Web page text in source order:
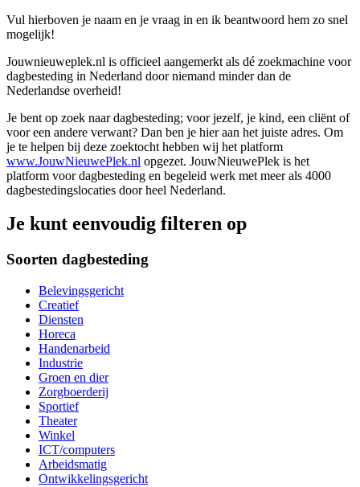
Vul hierboven je naam en je vraag in en ik beantwoord hem zo snel
mogelijk!
Jouwnieuweplek.nl is officieel aangemerkt als dé zoekmachine voor
dagbesteding in Nederland door niemand minder dan de
Nederlandse overheid!
Je bent op zoek naar dagbesteding; voor jezelf, je kind, een cliënt of
voor een andere verwant? Dan ben je hier aan het juiste adres. Om
je te helpen bij deze zoektocht hebben wij het platform
www.JouwNieuwePlek.nl opgezet. JouwNieuwePlek is het
platform voor dagbesteding en begeleid werk met meer als 4000
dagbestedingslocaties door heel Nederland.
Je kunt eenvoudig filteren op
Soorten dagbesteding
Belevingsgericht
Creatief
Diensten
Horeca
Handenarbeid
Industrie
Groen en dier
Zorgboerderij
Sportief
Theater
Winkel
ICT/computers
Arbeidsmatig
Ontwikkelingsgericht